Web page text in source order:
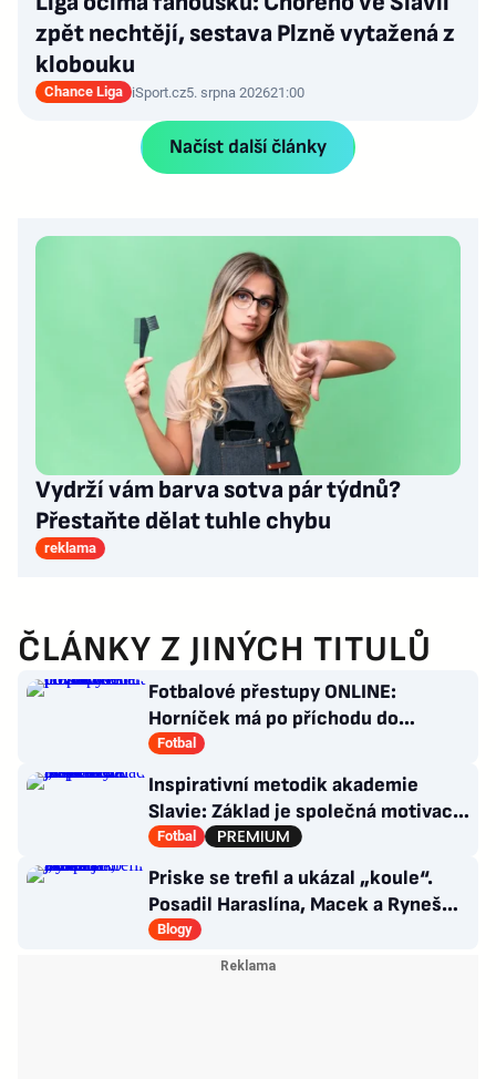
zpět nechtějí, sestava Plzně vytažená z
klobouku
Chance Liga iSport.cz5. srpna 202621:00
Načíst další články
Vydrží vám barva sotva pár týdnů?
Přestaňte dělat tuhle chybu
reklama
ČLÁNKY Z JINÝCH TITULŮ
Fotbalové přestupy ONLINE:
Horníček má po příchodu do
Newcastlu nového trenéra
Fotbal
Inspirativní metodik akademie
Slavie: Základ je společná motivace.
Nová DNA „sešívaných“
Fotbal
Priske se trefil a ukázal „koule“.
Posadil Haraslína, Macek a Ryneš
jako jackpot
Blogy